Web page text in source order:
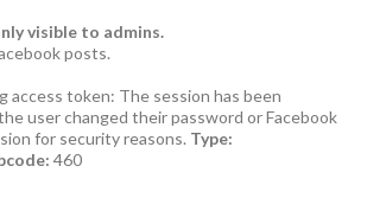
visible to admins.
posts.
access token: The session has been
user changed their password or Facebook
for security reasons. Type:
460